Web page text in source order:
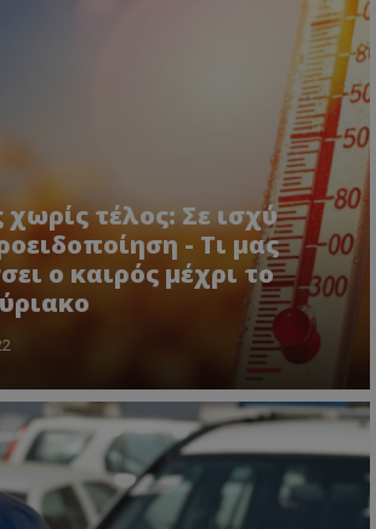
τέλος: Σε ισχύ
- Τι μας
ο καιρός μέχρι το